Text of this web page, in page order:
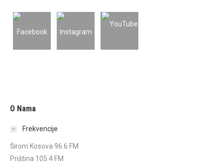
O Nama
Frekvencije
Širom Kosova 96.6 FM
Priština 105.4 FM